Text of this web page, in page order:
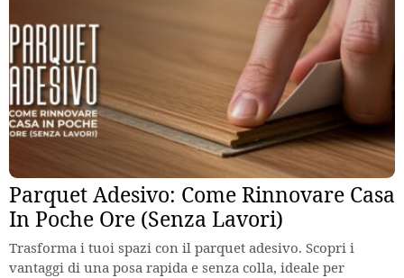
Parquet Adesivo: Come Rinnovare Casa
In Poche Ore (Senza Lavori)
Trasforma i tuoi spazi con il parquet adesivo. Scopri i
vantaggi di una posa rapida e senza colla, ideale per